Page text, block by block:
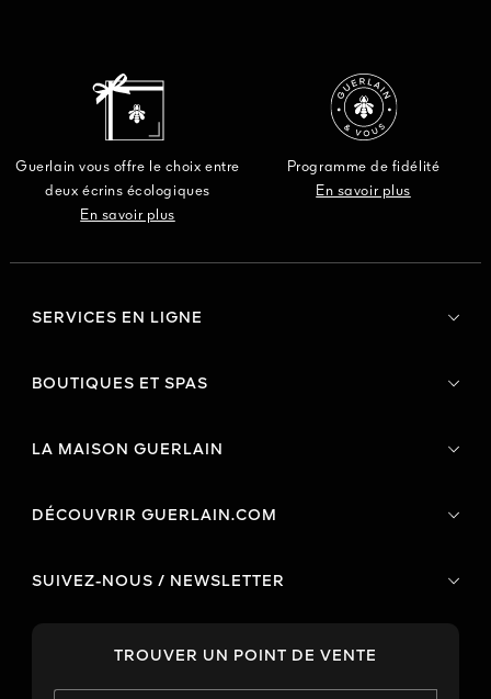
Guerlain vous offre le choix entre
deux écrins écologiques
En savoir plus
Programme de fidélité
En savoir plus
SERVICES EN LIGNE
BOUTIQUES ET SPAS
LA MAISON GUERLAIN
DÉCOUVRIR GUERLAIN.COM
SUIVEZ-NOUS / NEWSLETTER
TROUVER UN POINT DE VENTE